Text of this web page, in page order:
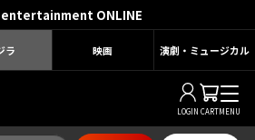
entertainment ONLINE
ラ 映画 演劇・ミュージカル
LOGIN CARTMENU